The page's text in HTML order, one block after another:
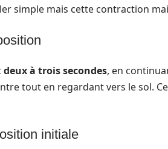
simple mais cette contraction
deux à trois secondes, en
tout en regardant vers le sol.
initiale